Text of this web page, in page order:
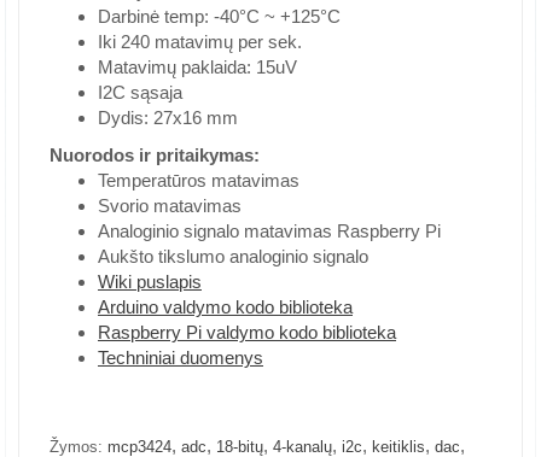
Darbinė temp: -40°C ~ +125°C
Iki 240 matavimų per sek.
Matavimų paklaida: 15uV
I2C sąsaja
Dydis: 27x16 mm
Nuorodos ir pritaikymas:
Temperatūros matavimas
Svorio matavimas
Analoginio signalo matavimas Raspberry Pi
Aukšto tikslumo analoginio signalo
Wiki puslapis
Arduino valdymo kodo biblioteka
Raspberry Pi valdymo kodo biblioteka
Techniniai duomenys
Žymos: mcp3424, adc, 18-bitų, 4-kanalų, i2c, keitiklis, dac,